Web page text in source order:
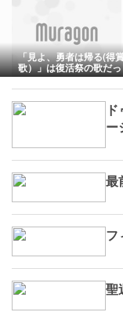
「見よ、勇者は帰る(得
歌）」は復活祭の歌だっ
た！
ー
最
フ
聖